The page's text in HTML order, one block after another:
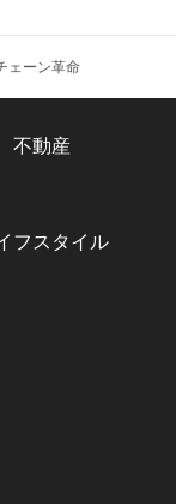
ェーン革命
不動産
フスタイル